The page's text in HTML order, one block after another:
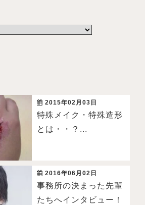
2015年02月03日
特殊メイク・特殊造形
とは・・？...
2016年06月02日
事務所の決まった先輩
たちへインタビュー！